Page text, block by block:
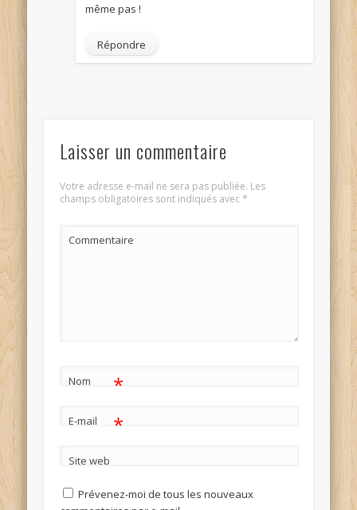
même pas !
Répondre
Laisser un commentaire
Votre adresse e-mail ne sera pas publiée. Les
champs obligatoires sont indiqués avec*
Commentaire
Nom *
E-mail *
Site web
Prévenez-moi de tous les nouveaux